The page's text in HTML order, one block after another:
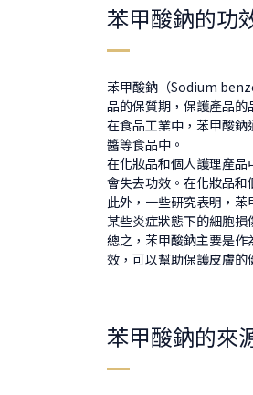
苯甲酸鈉的功
苯甲酸鈉（Sodium
品的保質期，保護產品的
在食品工業中，苯甲酸
醬等食品中。
在化妝品和個人護理產
會失去功效。在化妝品和
此外，一些研究表明，
某些炎症狀態下的細胞損
總之，苯甲酸鈉主要是
效，可以幫助保護皮膚的
苯甲酸鈉的來